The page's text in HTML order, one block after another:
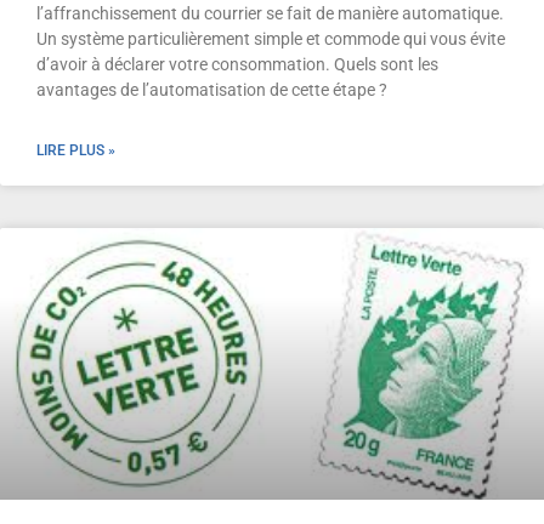
l’affranchissement du courrier se fait de manière automatique.
Un système particulièrement simple et commode qui vous évite
d’avoir à déclarer votre consommation. Quels sont les
avantages de l’automatisation de cette étape ?
LIRE PLUS »